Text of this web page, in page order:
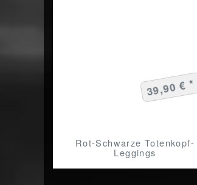
Rot-Schwarze Totenkopf-
Leggings
39,90 € *